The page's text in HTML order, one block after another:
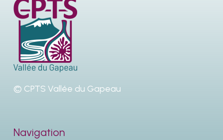
© CPTS Vallée du Gapeau
Navigation